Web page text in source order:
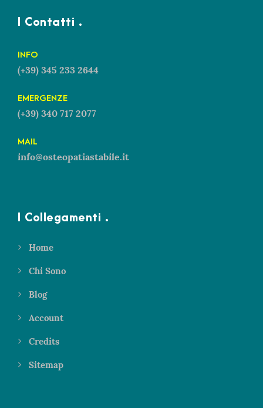
I Contatti .
INFO
(+39) 345 233 2644
EMERGENZE
(+39) 340 717 2077
MAIL
info@osteopatiastabile.it
I Collegamenti .
Home
Chi Sono
Blog
Account
Credits
Sitemap